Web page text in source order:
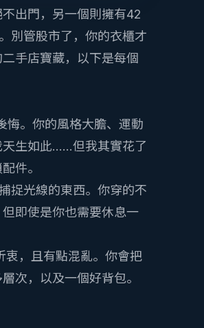
出門，另一個則擁有42
管股市了，你的衣櫃才
手店寶藏，以下是每個
悔。你的風格大膽、運動
天生如此……但我其實花了
件。
捉光線的東西。你穿的不
即使是你也需要休息一
衷，且有點混亂。你會把
次，以及一個好背包。